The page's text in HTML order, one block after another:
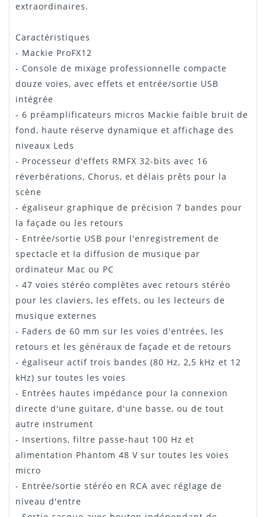
extraordinaires.
Caractéristiques
- Mackie ProFX12
- Console de mixage professionnelle compacte
douze voies, avec effets et entrée/sortie USB
intégrée
- 6 préamplificateurs micros Mackie faible bruit de
fond, haute réserve dynamique et affichage des
niveaux Leds
- Processeur d'effets RMFX 32-bits avec 16
réverbérations, Chorus, et délais prêts pour la
scène
- égaliseur graphique de précision 7 bandes pour
la façade ou les retours
- Entrée/sortie USB pour l'enregistrement de
spectacle et la diffusion de musique par
ordinateur Mac ou PC
- 47 voies stéréo complètes avec retours stéréo
pour les claviers, les effets, ou les lecteurs de
musique externes
- Faders de 60 mm sur les voies d'entrées, les
retours et les généraux de façade et de retours
- égaliseur actif trois bandes (80 Hz, 2,5 kHz et 12
kHz) sur toutes les voies
- Entrées hautes impédance pour la connexion
directe d'une guitare, d'une basse, ou de tout
autre instrument
- Insertions, filtre passe-haut 100 Hz et
alimentation Phantom 48 V sur toutes les voies
micro
- Entrée/sortie stéréo en RCA avec réglage de
niveau d'entre